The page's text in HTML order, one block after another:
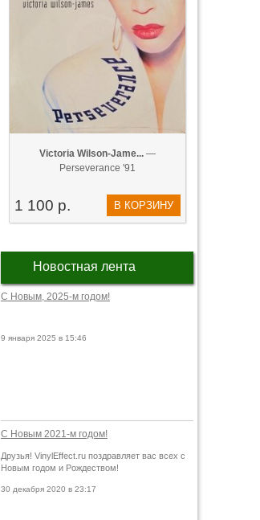
Victoria Wilson-Jame... —
Perseverance '91
1 100 р. В КОРЗИНУ
Новостная лента
С Новым, 2025-м годом!
9 января 2025 в 15:46
С Новым 2021-м годом!
Друзья! VinylEffect.ru поздравляет вас всех с
Новым годом и Рождеством!
30 декабря 2020 в 23:17